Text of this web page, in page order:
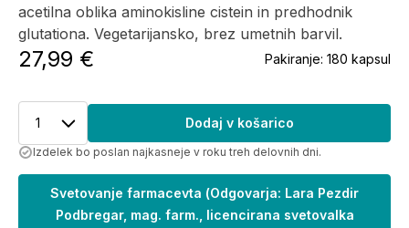
acetilna oblika aminokisline cistein in predhodnik
glutationa. Vegetarijansko, brez umetnih barvil.
27,99 € Pakiranje: 180 kapsul
1 Dodaj v košarico
Izdelek bo poslan najkasneje v roku treh delovnih dni.
Svetovanje farmacevta (Odgovarja: Lara Pezdir
Podbregar, mag. farm., licencirana svetovalka